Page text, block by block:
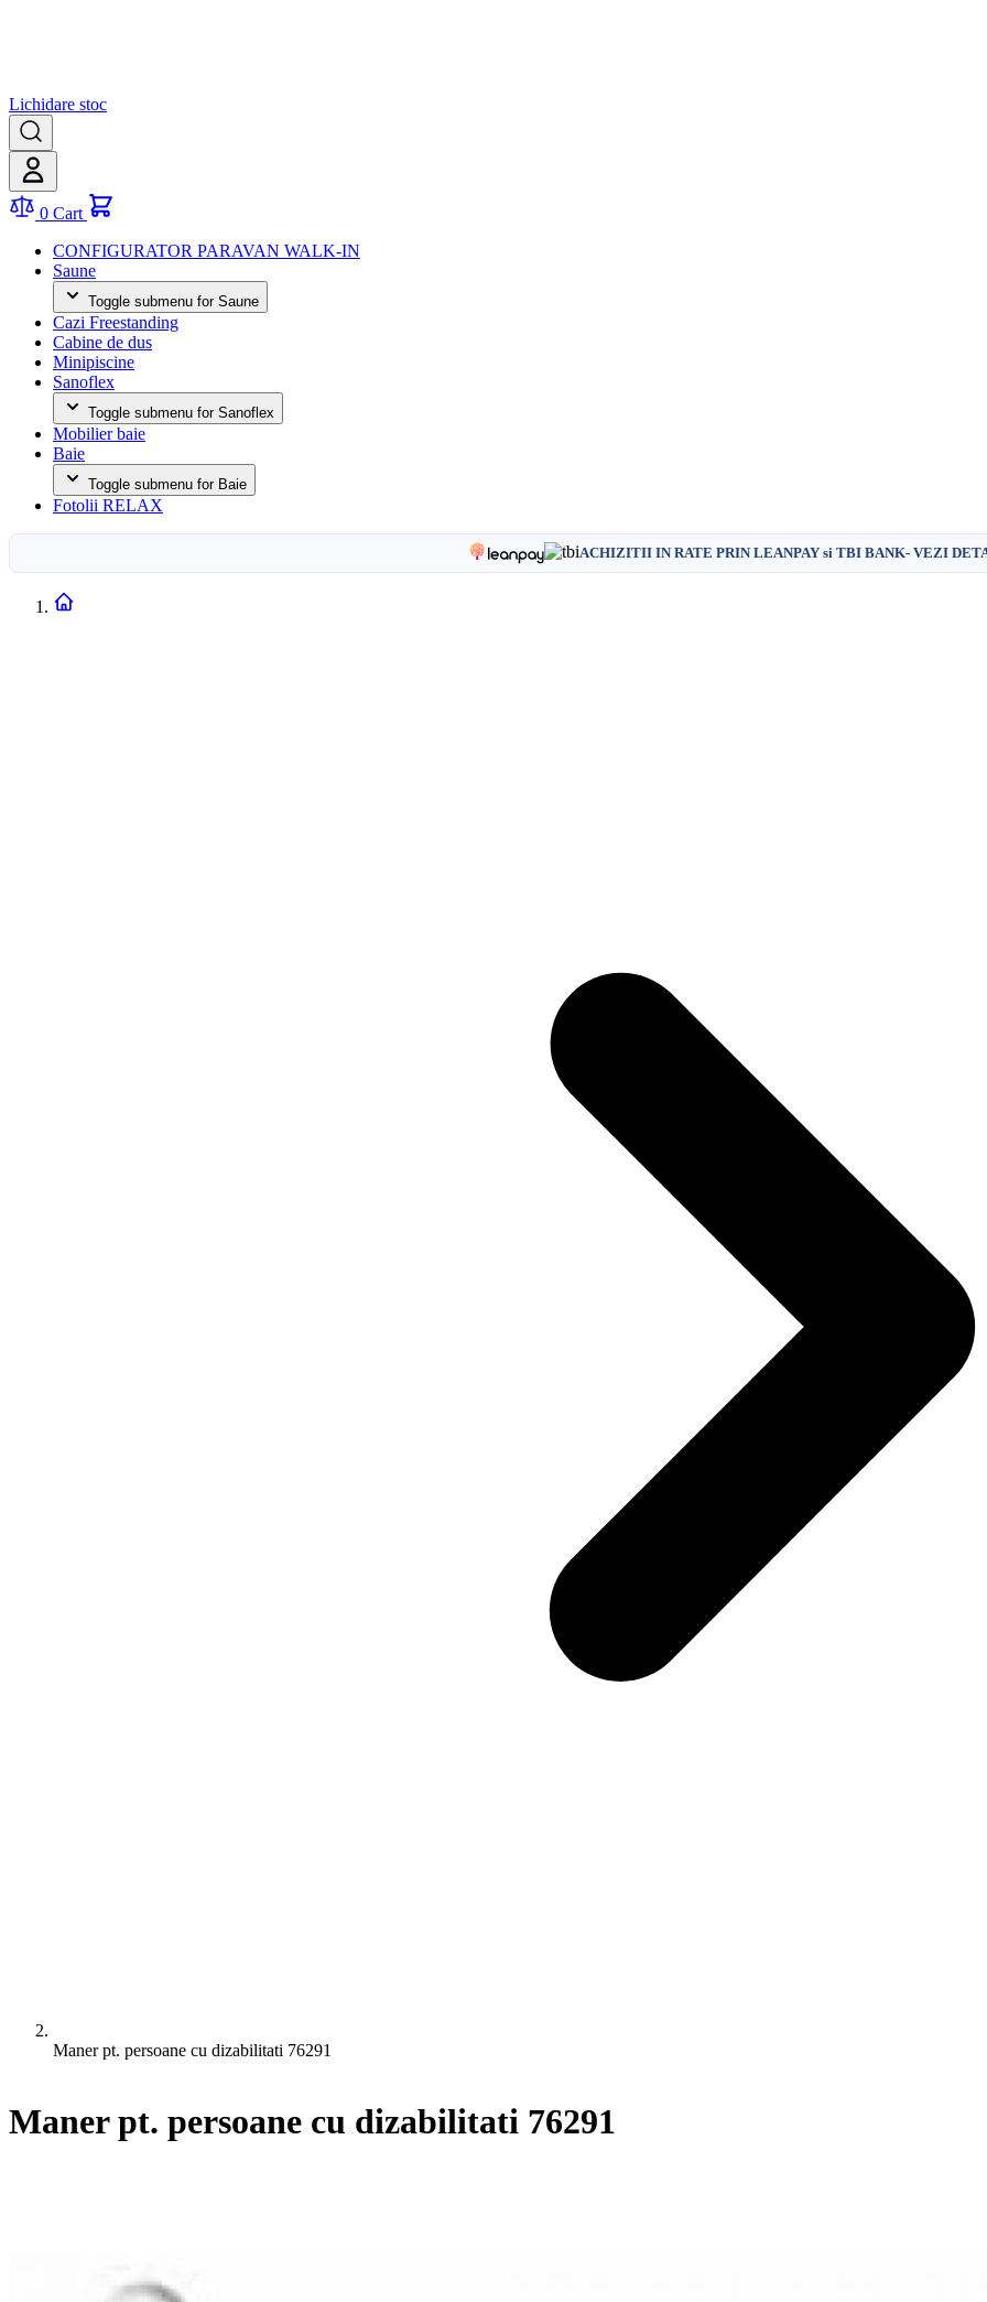
Lichidare stoc
0 Cart
CONFIGURATOR PARAVAN WALK-IN
Saune
Toggle submenu for Saune
Cazi Freestanding
Cabine de dus
Minipiscine
Sanoflex
Toggle submenu for Sanoflex
Mobilier baie
Baie
Toggle submenu for Baie
Fotolii RELAX
ACHIZITII IN RATE PRIN LEANPAY si TBI BANK- VEZI
Maner pt. persoane cu dizabilitati 76291
Maner pt. persoane cu dizabilitati 76291